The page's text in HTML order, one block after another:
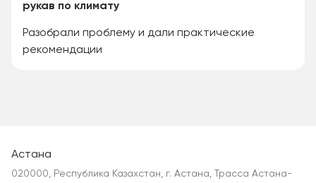
рукав по климату
Разобрали проблему и дали практические
рекомендации
Астана
020000, Республика Казахстан, г. Астана, Трасса Астана-